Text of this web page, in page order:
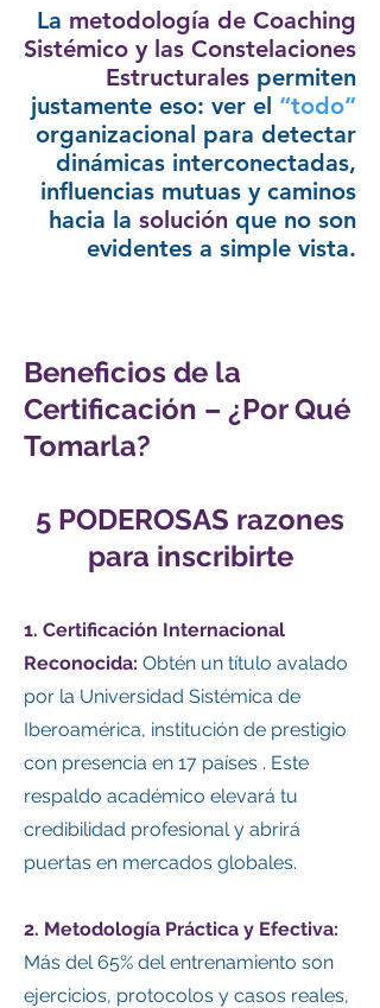
La metodología de Coaching
Sistémico y las Constelaciones
Estructurales permiten
justamente eso: ver el “todo”
organizacional para detectar
dinámicas interconectadas,
influencias mutuas y caminos
hacia la solución que no son
evidentes a simple vista.
Beneficios de la
Certificación – ¿Por Qué
Tomarla?
5 PODEROSAS razones
para inscribirte
1. Certificación Internacional
Reconocida: Obtén un título avalado
por la Universidad Sistémica de
Iberoamérica, institución de prestigio
con presencia en 17 países . Este
respaldo académico elevará tu
credibilidad profesional y abrirá
puertas en mercados globales.
2. Metodología Práctica y Efectiva:
Más del 65% del entrenamiento son
ejercicios, protocolos y casos reales,